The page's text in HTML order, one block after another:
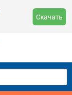
Скачать